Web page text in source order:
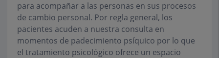
para acompañar a las personas en sus procesos
de cambio personal. Por regla general, los
pacientes acuden a nuestra consulta en
momentos de padecimiento psíquico por lo que
el tratamiento psicológico ofrece un espacio